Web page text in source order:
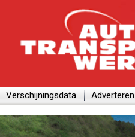
Verschijningsdata Adverteren